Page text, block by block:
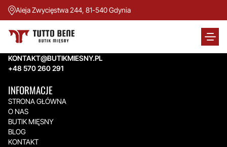
Aleja Zwycięstwa 244, 81-540 Gdynia
TUTTO BENE BUTIK MIĘSNY
Aleja Zwycięstwa 244,
KONTAKT@BUTIKMIESNY.PL
+48 570 260 291
INFORMACJE
STRONA GŁÓWNA
O NAS
BUTIK MIĘSNY
BLOG
KONTAKT